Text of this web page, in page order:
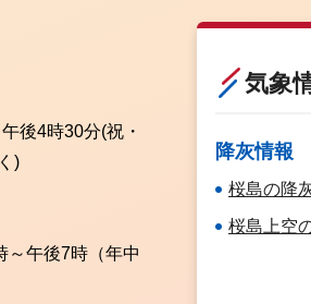
後4時30分(祝・
)
～午後7時（年中
気象
降灰情報
桜島の降
桜島上空